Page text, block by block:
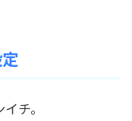
チ。